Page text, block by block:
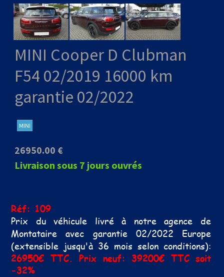
MINI Cooper D Clubman
F54 02/2019 16000 km
garantie 02/2022
MINI
26950.00 €
Livraison sous 7 jours ouvrés
Réf: 109
Prix du véhicule livré à notre agence de
Montataire avec garantie 02/2022 Europe
(extensible jusqu'à 36 mois selon conditions):
26950€ TTC. Prix neuf: 39200€ TTC soit
-32%